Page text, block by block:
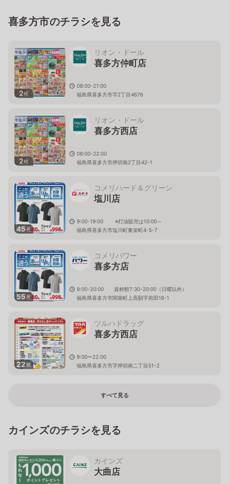
喜多方市のチラシを見る
2枚
リオン・ドール
喜多方仲町店
08:00-21:00
福島県喜多方市字2丁目4676
2枚
リオン・ドール
喜多方西店
08:00-22:00
福島県喜多方市押切南2丁目42-1
45枚
コメリハード＆グリーン
塩川店
9:00-19:00 ※灯油販売は10:00～
福島県喜多方市塩川町東栄町4-5-7
55枚
コメリパワー
喜多方店
9:00-20:00 資材館7:30-20:00（日曜以外）
福島県喜多方市関柴町上高額字前田18-1
22枚
ツルハドラッグ
喜多方西店
9:00〜22:00
福島県喜多方市字押切南二丁目51-2
すべて見る
カインズのチラシを見る
カインズ
大曲店